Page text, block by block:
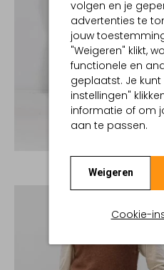
volgen en je
advertenties te
jouw
"Weigeren" klikt,
functionele en
geplaatst. Je
instellingen"
informatie of om
aan te passen.
Weigeren
Cookie-
Ontdek de look